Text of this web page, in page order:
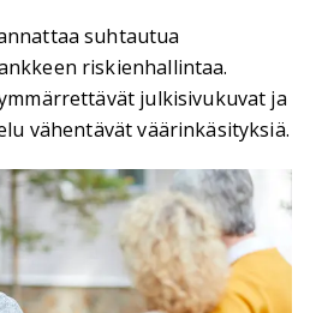
suhtautua
riskienhallintaa.
julkisivukuvat ja
vähentävät väärinkäsityksiä.